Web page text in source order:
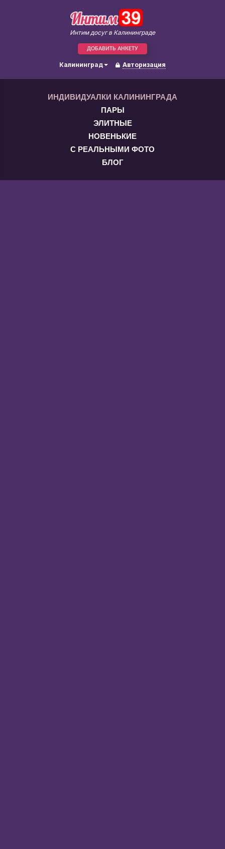
Интим досуг в Калининграде
ДОБАВИТЬ АНКЕТУ
Калининград Авторизация
ИНДИВИДУАЛКИ КАЛИНИНГРАДА
ПАРЫ
ЭЛИТНЫЕ
НОВЕНЬКИЕ
С РЕАЛЬНЫМИ ФОТО
БЛОГ